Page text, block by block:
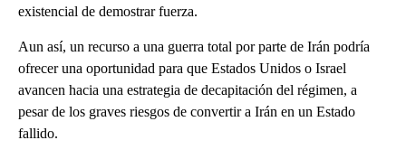
existencial de demostrar fuerza.
Aun así, un recurso a una guerra total por parte de Irán podría
ofrecer una oportunidad para que Estados Unidos o Israel
avancen hacia una estrategia de decapitación del régimen, a
pesar de los graves riesgos de convertir a Irán en un Estado
fallido.